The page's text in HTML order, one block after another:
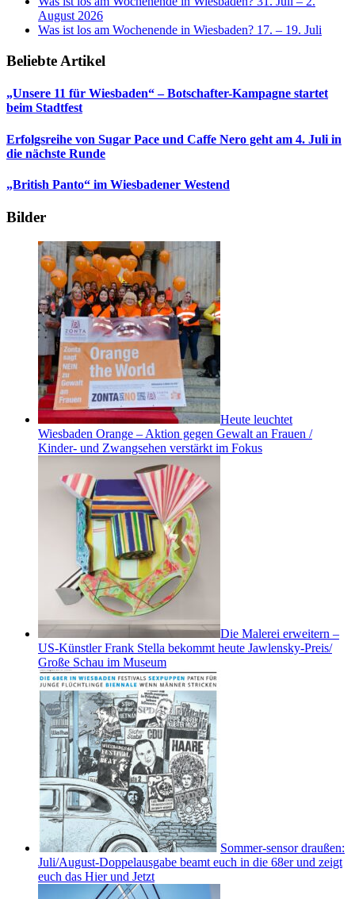
August 2026
Was ist los am Wochenende in Wiesbaden? 17. – 19. Juli
Beliebte Artikel
„Unsere 11 für Wiesbaden“ – Botschafter-Kampagne startet
beim Stadtfest
Erfolgsreihe von Sugar Pace und Caffe Nero geht am 4. Juli in
die nächste Runde
„British Panto“ im Wiesbadener Westend
Bilder
Heute leuchtet
Wiesbaden Orange – Aktion gegen Gewalt an Frauen /
Kinder- und Zwangsehen verstärkt im Fokus
Die Malerei erweitern –
US-Künstler Frank Stella bekommt heute Jawlensky-Preis/
Große Schau im Museum
Sommer-sensor draußen:
Juli/August-Doppelausgabe beamt euch in die 68er und zeigt
euch das Hier und Jetzt